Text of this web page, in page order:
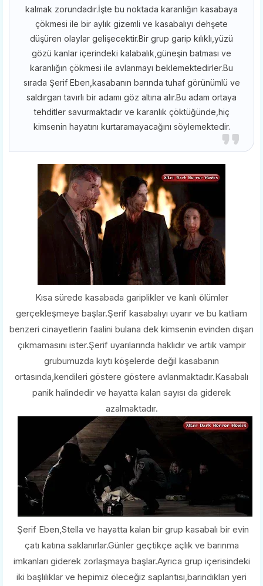
kalmak zorundadır.İşte bu noktada karanlığın kasabaya
çökmesi ile bir aylık gizemli ve kasabalıyı dehşete
düşüren olaylar gelişecektir.Bir grup garip kılıklı,yüzü
gözü kanlar içerindeki kalabalık,güneşin batması ve
karanlığın çökmesi ile avlanmayı beklemektedirler.Bu
sırada Şerif Eben,kasabanın barında tuhaf görünümlü ve
saldırgan tavırlı bir adamı göz altına alır.Bu adam ortaya
tehditler savurmaktadır ve karanlık çöktüğünde,hiç
kimsenin hayatını kurtaramayacağını söylemektedir.
Kısa sürede kasabada gariplikler ve kanlı ölümler
gerçekleşmeye başlar.Şerif kasabalıyı uyarır ve bu katliam
benzeri cinayetlerin faalini bulana dek kimsenin evinden dışarı
çıkmamasını ister.Şerif uyarılarında haklıdır ve artık vampir
grubumuzda kıytı köşelerde değil kasabanın
ortasında,kendileri göstere göstere avlanmaktadır.Kasabalı
panik halindedir ve hayatta kalan sayısı da giderek
azalmaktadır.
Şerif Eben,Stella ve hayatta kalan bir grup kasabalı bir evin
çatı katına saklanırlar.Günler geçtikçe açlık ve barınma
imkanları giderek zorlaşmaya başlar.Ayrıca grup içerisindeki
iki başlılıklar ve hepimiz öleceğiz saplantısı,barındıkları yeri